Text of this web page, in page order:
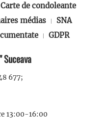
Carte de condoleante
médias
SNA
GDPR
677;
13:00-16:00